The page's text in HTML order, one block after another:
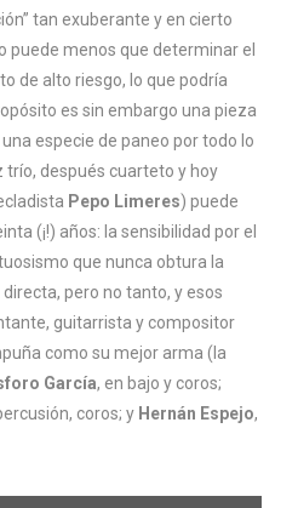
tan exuberante y en cierto
puede menos que determinar el
de alto riesgo, lo que podría
es sin embargo una pieza
especie de paneo por todo lo
trío, después cuarteto y hoy
Pepo Limeres) puede
(¡!) años: la sensibilidad por el
que nunca obtura la
pero no tanto, y esos
guitarrista y compositor
como su mejor arma (la
García, en bajo y coros;
coros; y Hernán Espejo,